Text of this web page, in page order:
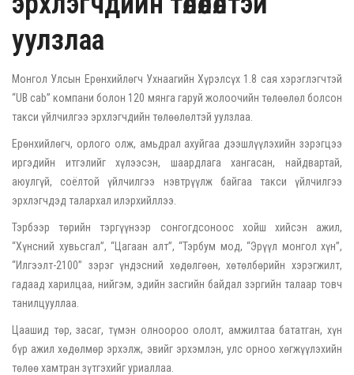
уулзлаа
Монгол Улсын Ерөнхийлөгч Ухнаагийн Хүрэлсүх 1.8 сая хэрэглэгчтэй
“UB cab” компани болон 120 мянга гаруй жолоочийн төлөөлөл болсон
такси үйлчилгээ эрхлэгчдийн төлөөлөлтэй уулзлаа.
Ерөнхийлөгч, орлого олж, амьдрал ахуйгаа дээшлүүлэхийн зэрэгцээ
иргэдийн итгэлийг хүлээсэн, шаардлага хангасан, найдвартай,
аюулгүй, соёлтой үйлчилгээ нэвтрүүлж байгаа такси үйлчилгээ
эрхлэгчдэд талархал илэрхийллээ.
Тэрбээр төрийн тэргүүнээр сонгогдсоноос хойш хийсэн ажил,
“Хүнсний хувьсгал”, “Цагаан алт”, “Тэрбум мод, “Эрүүл монгол хүн”,
“Илгээлт-2100” зэрэг үндэсний хөдөлгөөн, хөтөлбөрийн хэрэгжилт,
гадаад харилцаа, нийгэм, эдийн засгийн байдал зэргийн талаар товч
танилцууллаа.
Цаашид төр, засаг, түмэн олноороо ололт, амжилтаа бататган, хүн
бүр ажил хөдөлмөр эрхэлж, эвийг эрхэмлэн, улс орноо хөгжүүлэхийн
төлөө хамтран зүтгэхийг уриаллаа.